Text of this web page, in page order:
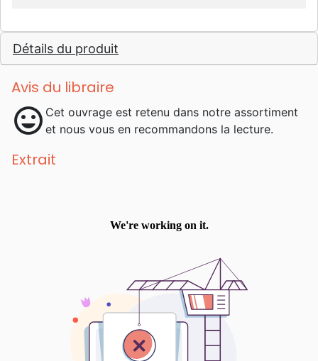
Détails du produit
Avis du libraire
mood Cet ouvrage est retenu dans notre assortiment
et nous vous en recommandons la lecture.
Extrait